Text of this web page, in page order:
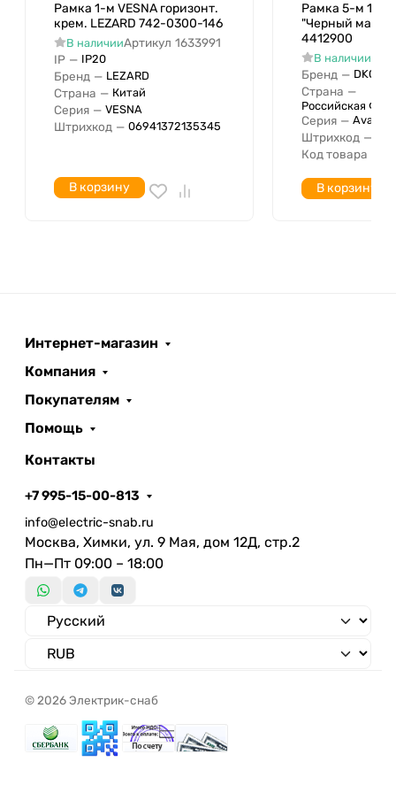
Исполнение для скрытого
монтажа
Подходит для встроенного
монтажа
Количество единиц по
горизонтали
Диаметр просверленного
серий)
Без перегородки
Рамка 1-м VESNA горизонт.
крем. LEZARD 742-0300-146
В наличииАртикул 1633991
IP — IP20
Бренд — LEZARD
Страна — Китай
Серия — VESNA
Штрихкод — 06941372135345
В корзину
Рамка 5-м
"Черный
4412900
В наличии
Бренд — DKC
Страна —
Российская
Серия — Avanti
Штрихкод —
Код товара
В корзину
Интернет-магазин
Компания
Покупателям
Помощь
Контакты
+7 995-15-00-813
info@electric-snab.ru
Москва, Химки, ул. 9 Мая, дом 12Д, стр.2
Пн—Пт 09:00 – 18:00
© 2026 Электрик-снаб